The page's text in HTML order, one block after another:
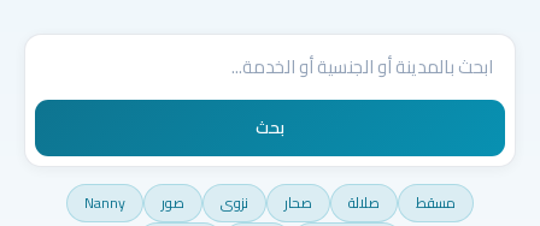
بحث
مسقط صلالة صحار نزوى صور
Nanny